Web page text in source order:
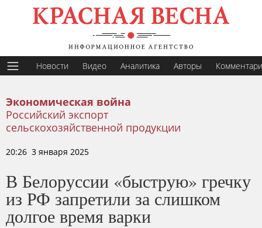
Новости Видео Аналитика Авторы
Экономическая война
Российский экспорт
сельскохозяйственной продукции
20:26 3 января 2025
В Белоруссии «быструю» гречку
из РФ запретили за слишком
долгое время варки